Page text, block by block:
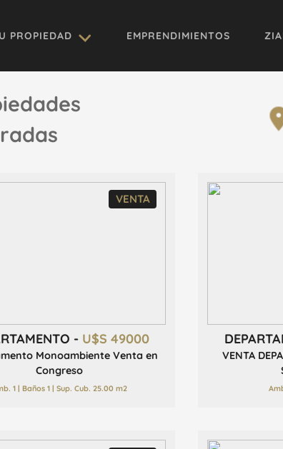
PROPIEDAD EMPRENDIMIENTOS
VENTA
- U$S 49000
Monoambiente Venta en
Congreso
1 | Baños 1 | Sup. Cub. 25.00 m2
VENTA